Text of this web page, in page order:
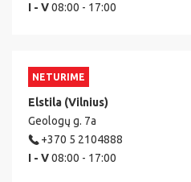
I - V08:00 - 17:00
NETURIME
Elstila (Vilnius)
Geologų g. 7a
+370 5 2104888
I - V08:00 - 17:00